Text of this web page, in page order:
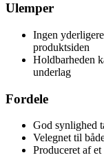
Ulemper
Ingen
produktsiden
Holdbarheden
underlag
Fordele
God synlighed
Velegnet til
Produceret af et